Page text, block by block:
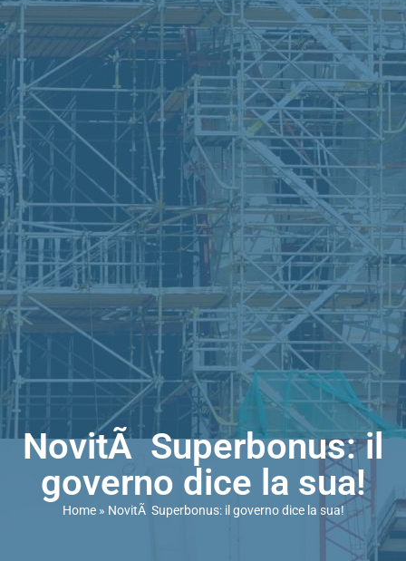
NovitÃ Superbonus: il
governo dice la sua!
Home» NovitÃ Superbonus: il governo dice la sua!